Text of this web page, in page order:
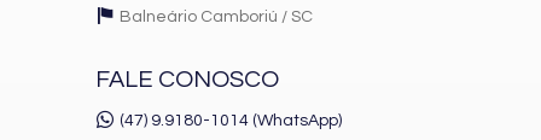
Espaço Gourmet
Espaço Fitness
Portaria 24h
Balneário Camboriú / SC
FALE CONOSCO
(47) 9.9180-1014 (WhatsApp)